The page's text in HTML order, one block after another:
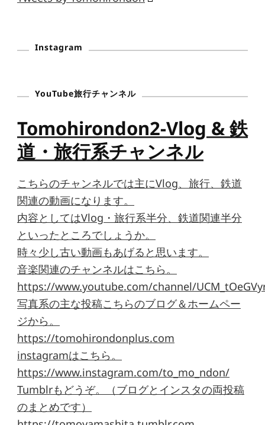
Instagram
YouTube旅行チャンネル
Tomohirondon2-Vlog & 鉄
道・旅行系チャンネル
こちらのチャンネルでは主にVlog、旅行、鉄道
関連の動画になります。
内容としてはVlog・旅行系半分、鉄道関連半分
といったところでしょうか。
時々少し古い動画もあげると思います。
音楽関連のチャンネルはこちら。
https://www.youtube.com/channel/
写真系の主な投稿こちらのブログ＆ホームペー
ジから。
https://tomohirondonplus.com
instagramはこちら。
https://www.instagram.com/to_mo_ndon/
Tumblrもどうぞ。（ブログとインスタの両投稿
のまとめです）